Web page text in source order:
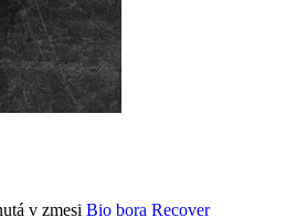
v zmesi Bio bora Recover